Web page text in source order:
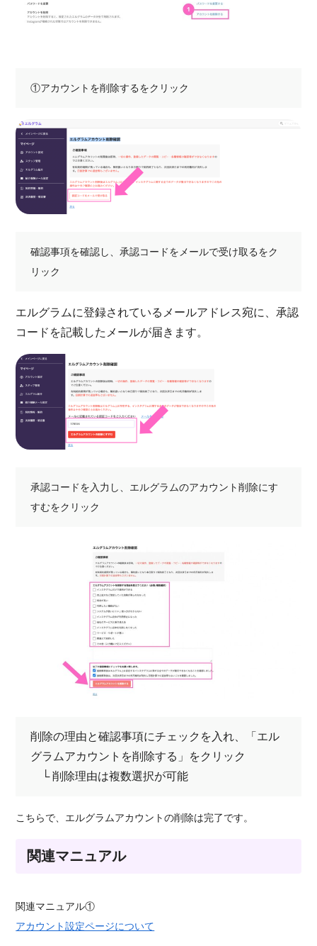
①アカウントを削除するをクリック
確認事項を確認し、承認コードをメールで受け取るをク
リック
エルグラムに登録されているメールアドレス宛に、承認
コードを記載したメールが届きます。
承認コードを入力し、エルグラムのアカウント削除にす
すむをクリック
削除の理由と確認事項にチェックを入れ、「エル
グラムアカウントを削除する」をクリック
└ 削除理由は複数選択が可能
こちらで、エルグラムアカウントの削除は完了です。
関連マニュアル
関連マニュアル①
アカウント設定ページについて